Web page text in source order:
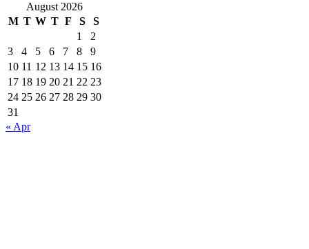
August 2026
M T W T F S
S
1
2
3
4 5 6 7 8
9
10 11 12 13 14 15 16
17 18 19 20 21 22 23
24 25 26 27 28 29 30
31
« Apr